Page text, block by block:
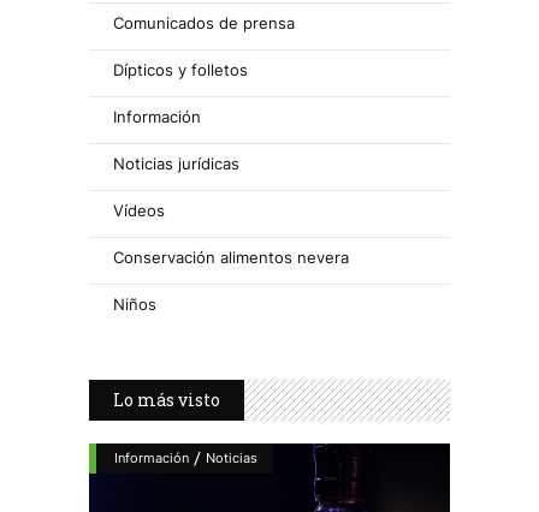
Comunicados de prensa
Dípticos y folletos
Información
Noticias jurídicas
Vídeos
Conservación alimentos nevera
Niños
Lo más visto
Información / Noticias